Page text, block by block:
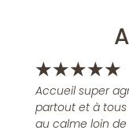
★★★★★
Accueil super
partout et à tous
au calme loin de